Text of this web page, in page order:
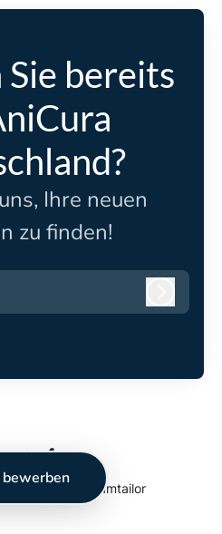
bewerben
bereits
Ihre neuen
zu finden!
System von Teamtailor